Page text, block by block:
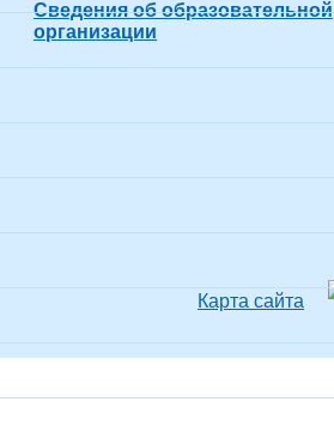
Сведения об образовательной
организации
Карта сайта